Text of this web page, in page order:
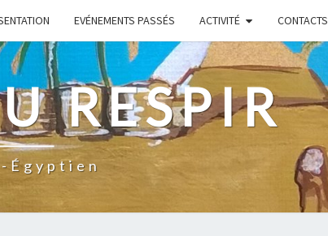
EVÉNEMENTS PASSÉS ACTIVITÉ CONTACTS
RESPIR
Égyptien